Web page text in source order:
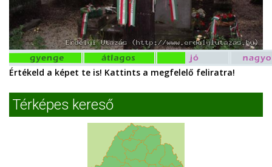
Értékeld a képet te is! Kattints a megfelelő feliratra!
Térképes kereső